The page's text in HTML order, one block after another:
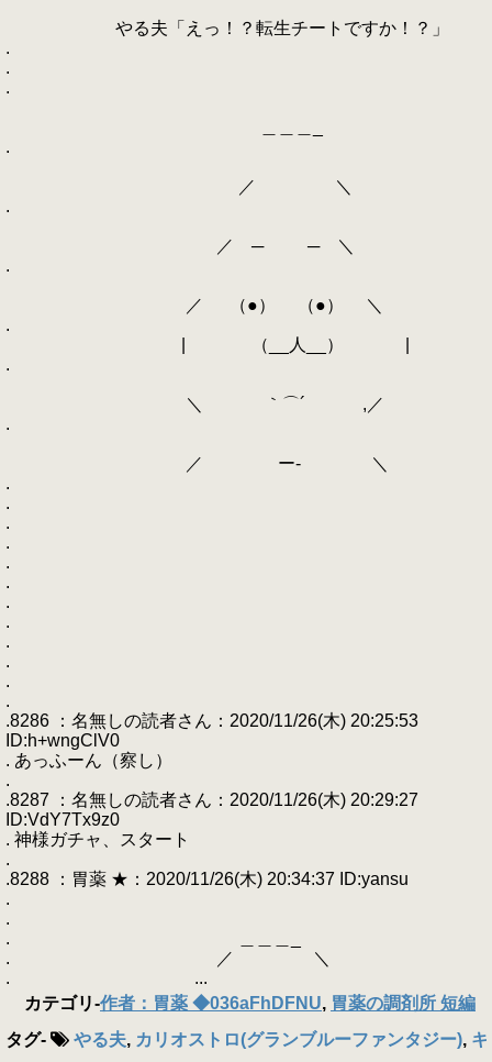
やる夫「えっ！？転生チートですか！？」
.
.
.
.
／ ＼
.
／ ─ ─ ＼
.
／ （●） （●） ＼
.
| （__人__） |
.
＼ ｀⌒´ ,／
.
／ ー‐ ＼
.
.
.
.
.
.
.
.
.
.
.
.
.8286 ：名無しの読者さん：2020/11/26(木) 20:25:53
ID:h+wngClV0
. あっふーん（察し）
.
.8287 ：名無しの読者さん：2020/11/26(木) 20:29:27
ID:VdY7Tx9z0
. 神様ガチャ、スタート
.
.8288 ：胃薬 ★：2020/11/26(木) 20:34:37 ID:yansu
.
.
. ＿＿＿_
. ／ ＼
. ...
カテゴリ-作者：胃薬 ◆036aFhDFNU, 胃薬の調剤所 短編
タグ- やる夫, カリオストロ(グランブルーファンタジー),